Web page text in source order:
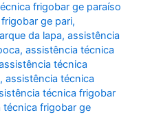
frigobar ge paraíso
ge pari,
da lapa,assistência
,assistência técnica
técnica
,assistência técnica
técnica frigobar
técnica frigobar ge